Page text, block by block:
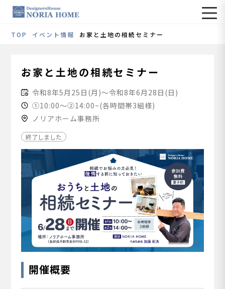
TOP イベント情報 お家と土地の相続セミナー
お家と土地の相続セミナー
令和8年5月25日(月)～令和8年6月28日(日)
①10:00～②14:00~(各時間帯3組様)
ノリアホーム事務所
終了しました
開催概要